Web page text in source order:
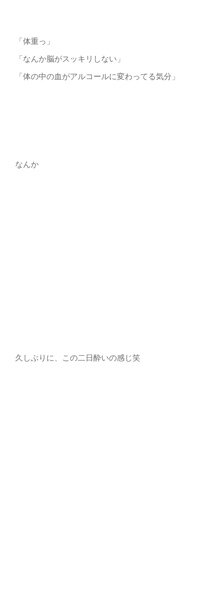
「体重っ」
「なんか脳がスッキリしない」
「体の中の血がアルコールに変わってる気分」
なんか
久しぶりに、この二日酔いの感じ笑